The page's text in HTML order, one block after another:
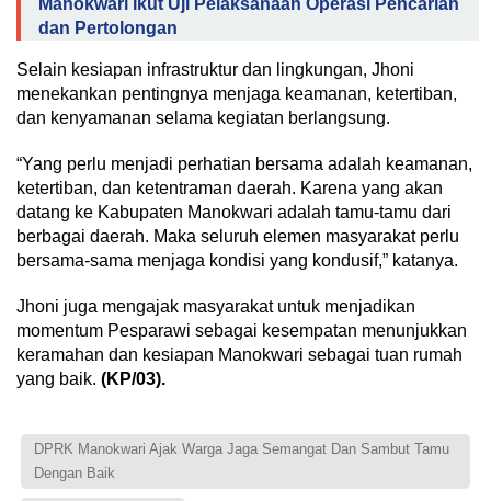
Manokwari Ikut Uji Pelaksanaan Operasi Pencarian
dan Pertolongan
Selain kesiapan infrastruktur dan lingkungan, Jhoni
menekankan pentingnya menjaga keamanan, ketertiban,
dan kenyamanan selama kegiatan berlangsung.
“Yang perlu menjadi perhatian bersama adalah keamanan,
ketertiban, dan ketentraman daerah. Karena yang akan
datang ke Kabupaten Manokwari adalah tamu-tamu dari
berbagai daerah. Maka seluruh elemen masyarakat perlu
bersama-sama menjaga kondisi yang kondusif,” katanya.
Jhoni juga mengajak masyarakat untuk menjadikan
momentum Pesparawi sebagai kesempatan menunjukkan
keramahan dan kesiapan Manokwari sebagai tuan rumah
yang baik. (KP/03).
DPRK Manokwari Ajak Warga Jaga Semangat Dan Sambut Tamu
Dengan Baik